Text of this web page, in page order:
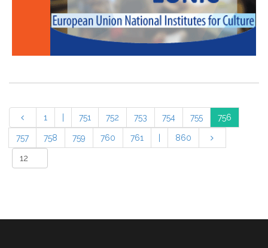
1 751 752 753 754 755 756
757 758 759 760 761 860